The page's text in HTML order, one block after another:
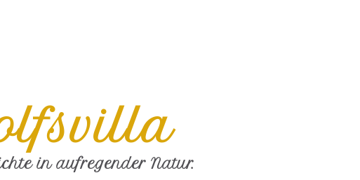
in aufregender Natur.